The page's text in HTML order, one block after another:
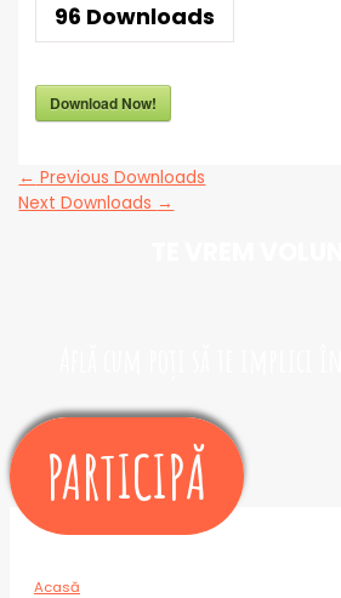
96 Downloads
Download Now!
← Previous Downloads
Next Downloads →
PARTICIPĂ
Acasă